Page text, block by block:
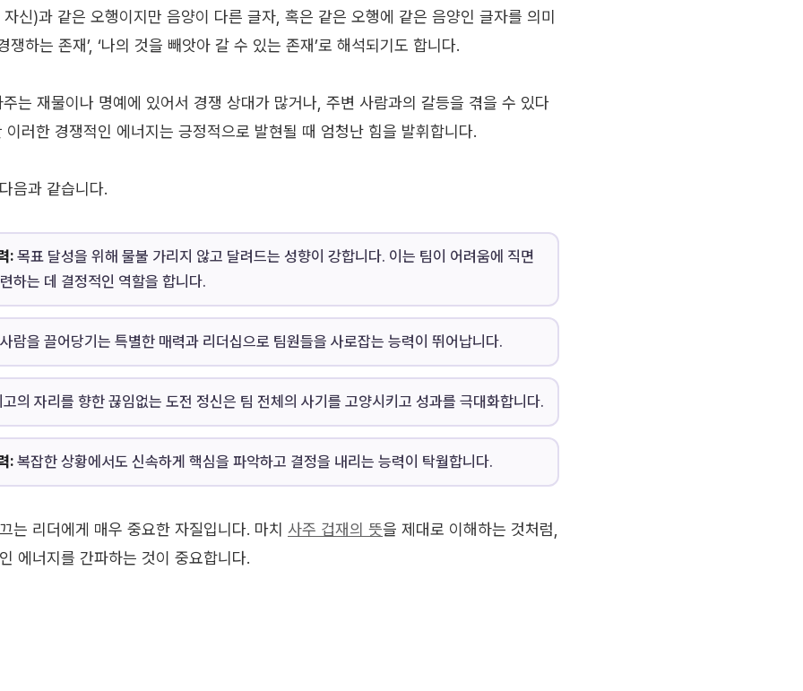
신)과 같은 오행이지만 음양이 다른 글자, 혹은 같은 오행에 같은 음양인 글자를 의미
쟁하는 존재’, ‘나의 것을 빼앗아 갈 수 있는 존재’로 해석되기도 합니다.
는 재물이나 명예에 있어서 경쟁 상대가 많거나, 주변 사람과의 갈등을 겪을 수 있다
러한 경쟁적인 에너지는 긍정적으로 발현될 때 엄청난 힘을 발휘합니다.
음과 같습니다.
:목표 달성을 위해 물불 가리지 않고 달려드는 성향이 강합니다. 이는 팀이 어려움에 직면
하는 데 결정적인 역할을 합니다.
람을 끌어당기는 특별한 매력과 리더십으로 팀원들을 사로잡는 능력이 뛰어납니다.
의 자리를 향한 끊임없는 도전 정신은 팀 전체의 사기를 고양시키고 성과를 극대화합니다.
:복잡한 상황에서도 신속하게 핵심을 파악하고 결정을 내리는 능력이 탁월합니다.
는 리더에게 매우 중요한 자질입니다. 마치 사주 겁재의 뜻을 제대로 이해하는 것처럼,
에너지를 간파하는 것이 중요합니다.